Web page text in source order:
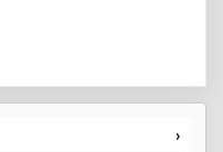
›